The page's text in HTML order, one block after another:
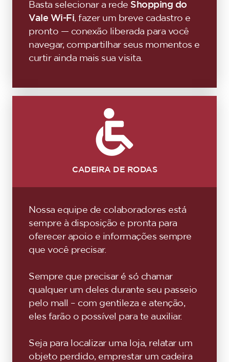
Basta selecionar a rede Shopping do
Vale Wi-Fi, fazer um breve cadastro e
pronto — conexão liberada para você
navegar, compartilhar seus momentos e
curtir ainda mais sua visita.
CADEIRA DE RODAS
Nossa equipe de colaboradores está
sempre à disposição e pronta para
oferecer apoio e informações sempre
que você precisar.
Sempre que precisar é só chamar
qualquer um deles durante seu passeio
pelo mall – com gentileza e atenção,
eles farão o possível para te auxiliar.
Seja para localizar uma loja, relatar um
objeto perdido, emprestar um cadeira